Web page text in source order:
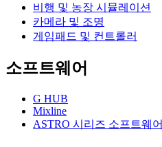
비행 및 농장 시뮬레이션
카메라 및 조명
게임패드 및 컨트롤러
소프트웨어
G HUB
Mixline
ASTRO 시리즈 소프트웨어